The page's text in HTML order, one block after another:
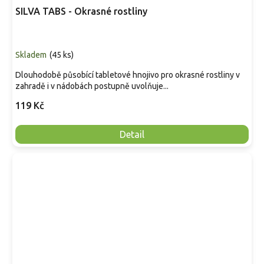
SILVA TABS - Okrasné rostliny
Skladem (45 ks)
119 Kč
Detail
Dlouhodobě působící tabletové hnojivo pro okrasné rostliny v
zahradě i v nádobách postupně uvolňuje...